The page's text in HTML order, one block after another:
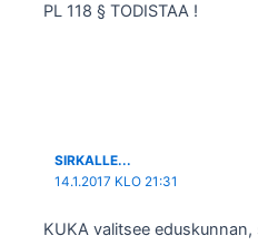
PL 118 § TODISTAA !
SIRKALLE...
14.1.2017 KLO 21:31
KUKA valitsee